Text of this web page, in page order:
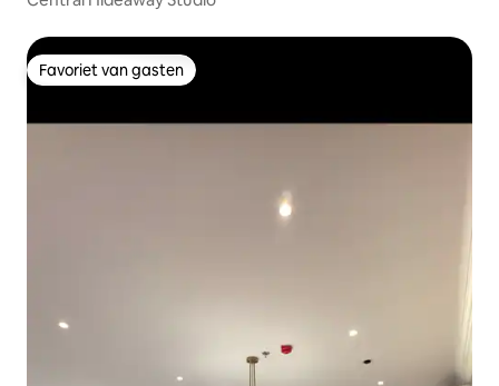
Favoriet van gasten
Favoriet van gasten